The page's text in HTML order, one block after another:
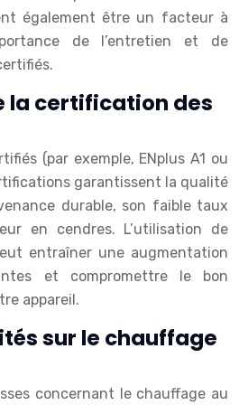
également être un facteur à
de l’entretien et de
la certification des
(par exemple, ENplus A1 ou
garantissent la qualité
durable, son faible taux
en cendres. L’utilisation de
entraîner une augmentation
et compromettre le bon
appareil.
sur le chauffage
concernant le chauffage au